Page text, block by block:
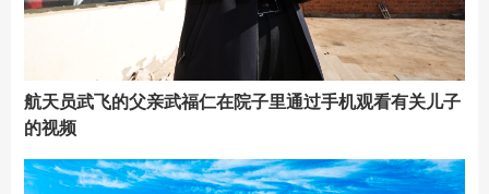
航天员武飞的父亲武福仁在院子里通过手机观看有关儿子
的视频